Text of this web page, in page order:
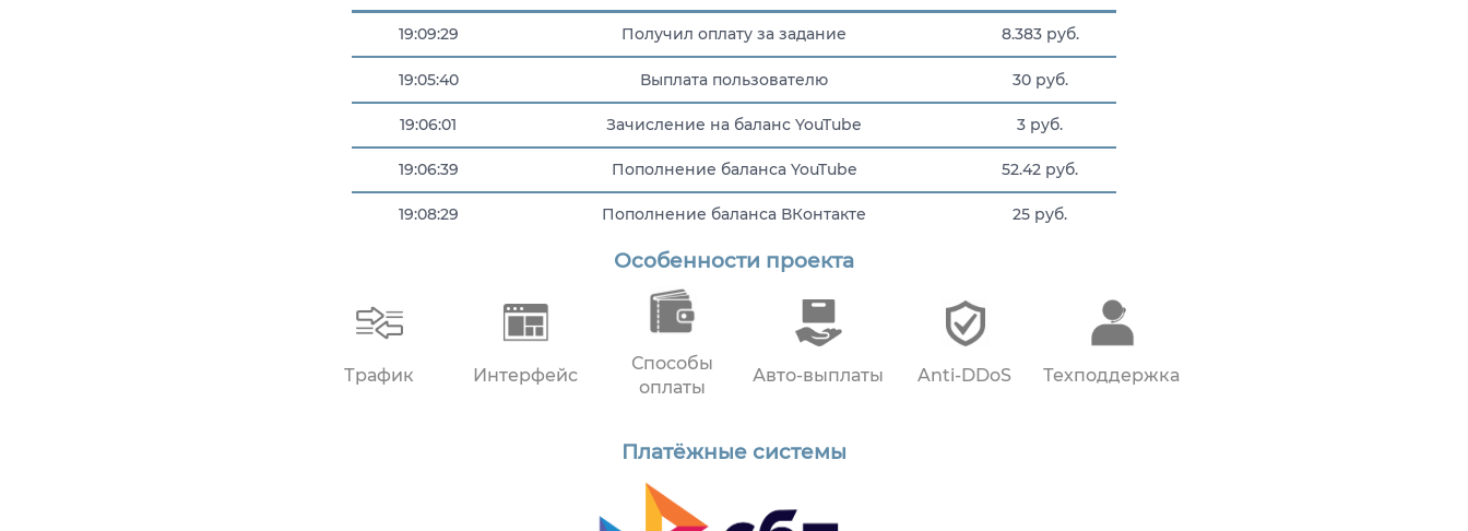
19:09:29 Получил оплату за задание 8.383 руб.
19:05:40 Выплата пользователю 30 руб.
19:06:01 Зачисление на баланс YouTube 3 руб.
19:06:39 Пополнение баланса YouTube 52.42 руб.
19:08:29 Пополнение баланса ВКонтакте 25 руб.
Получил оплату за задание
Особенности проекта
Трафик Интерфейс
Способы
оплаты
Авто-выплаты Anti-DDoS Техподдержка
Платёжные системы